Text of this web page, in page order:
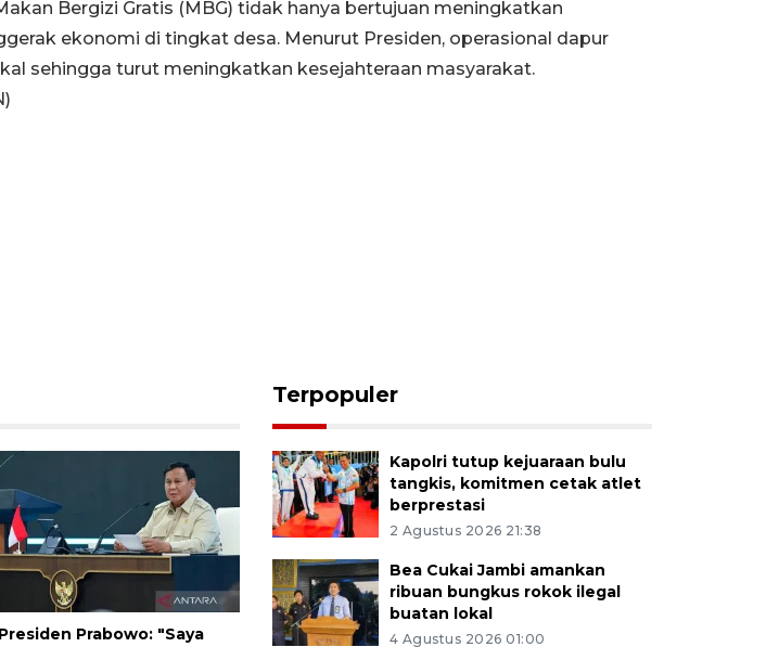
Bergizi Gratis (MBG) tidak hanya bertujuan meningkatkan
ekonomi di tingkat desa. Menurut Presiden, operasional dapur
sehingga turut meningkatkan kesejahteraan masyarakat.
Presiden Prabowo: "Saya
Terpopuler
Kapolri tutup kejuaraan bulu
tangkis, komitmen cetak atlet
berprestasi
2 Agustus 2026 21:38
Bea Cukai Jambi amankan
ribuan bungkus rokok ilegal
buatan lokal
4 Agustus 2026 01:00